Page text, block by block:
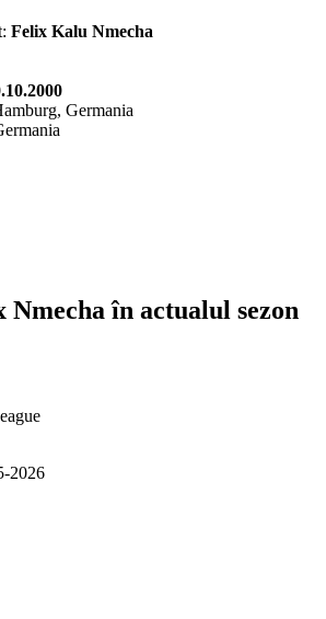
Felix Kalu Nmecha
Germania
în actualul sezon
2026